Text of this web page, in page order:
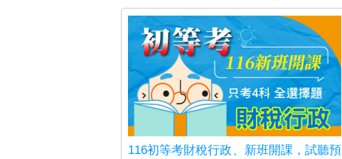
116初等考財稅行政、新班開課，試聽預